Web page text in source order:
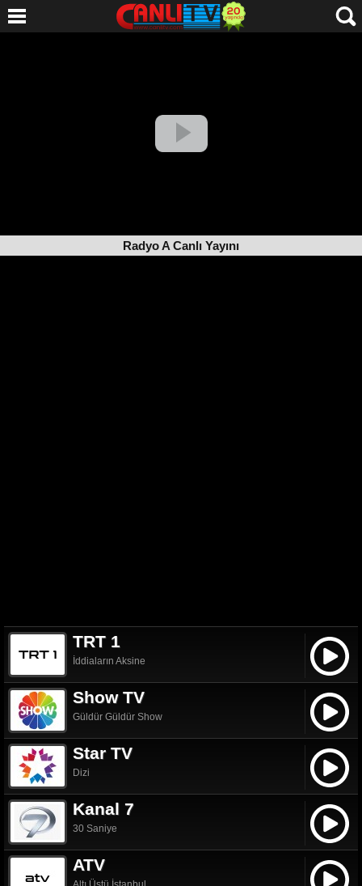
Radyo A Canlı Yayını
TRT 1
İddiaların Aksine
Show TV
Güldür Güldür Show
Star TV
Dizi
Kanal 7
30 Saniye
ATV